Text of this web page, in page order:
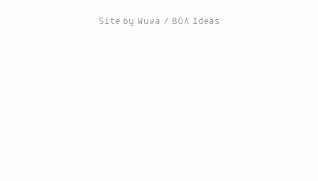
Site by Wuwa / BOA Ideas